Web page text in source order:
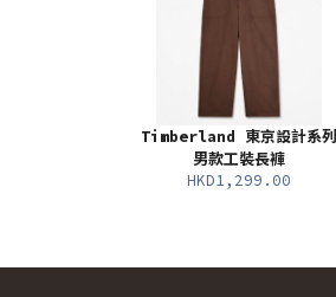
Timberland 東京設計系列
男款工裝長褲
HKD1,299.00